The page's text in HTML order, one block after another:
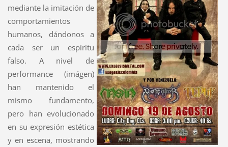
mediante la imitación de
comportamientos
humanos, dándonos a
cada ser un espíritu
falso. A nivel de
performance (imágen)
han mantenido el
mismo fundamento,
pero han evolucionado
en su expresión estética
y en escena, mostrando